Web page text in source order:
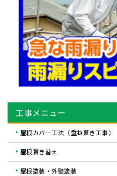
工事メニュー
屋根カバー工法（重ね葺き工事）
屋根葺き替え
屋根塗装・外壁塗装